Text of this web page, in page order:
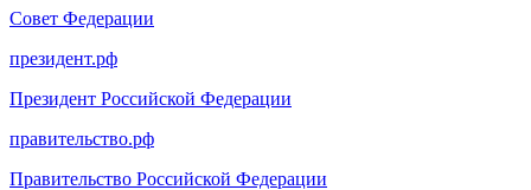
Совет Федерации
президент.рф
Президент Российской Федерации
правительство.рф
Правительство Российской Федерации